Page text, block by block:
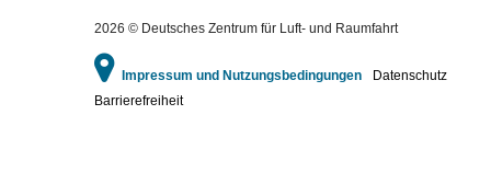
2026 © Deutsches Zentrum für Luft- und Raumfahrt
Impressum und Nutzungsbedingungen
Datenschutz
Barrierefreiheit